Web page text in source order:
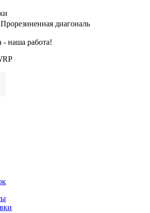
Прорезиненная диагональ
наша работа!